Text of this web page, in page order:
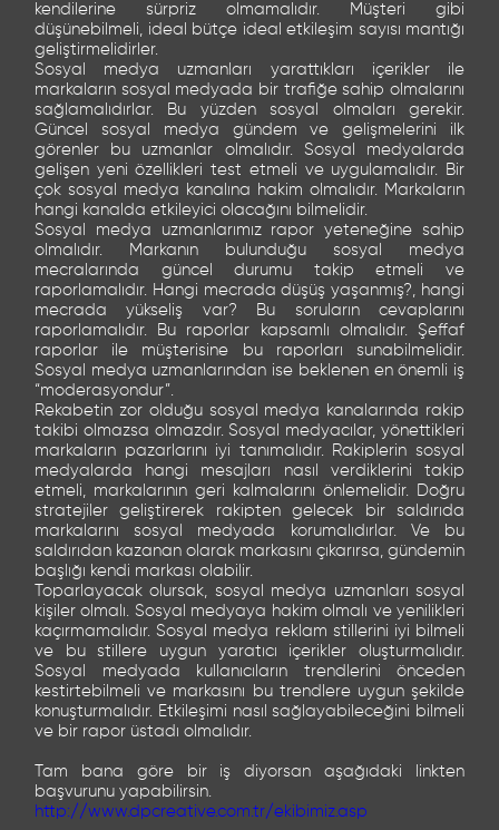
kendilerine sürpriz olmamalıdır. Müşteri gibi
düşünebilmeli, ideal bütçe ideal etkileşim sayısı mantığı
geliştirmelidirler.
Sosyal medya uzmanları yarattıkları içerikler ile
markaların sosyal medyada bir trafiğe sahip olmalarını
sağlamalıdırlar. Bu yüzden sosyal olmaları gerekir.
Güncel sosyal medya gündem ve gelişmelerini ilk
görenler bu uzmanlar olmalıdır. Sosyal medyalarda
gelişen yeni özellikleri test etmeli ve uygulamalıdır. Bir
çok sosyal medya kanalına hakim olmalıdır. Markaların
hangi kanalda etkileyici olacağını bilmelidir.
Sosyal medya uzmanlarımız rapor yeteneğine sahip
olmalıdır. Markanın bulunduğu sosyal medya
mecralarında güncel durumu takip etmeli ve
raporlamalıdır. Hangi mecrada düşüş yaşanmış?, hangi
mecrada yükseliş var? Bu soruların cevaplarını
raporlamalıdır. Bu raporlar kapsamlı olmalıdır. Şeffaf
raporlar ile müşterisine bu raporları sunabilmelidir.
Sosyal medya uzmanlarından ise beklenen en önemli iş
“moderasyondur”.
Rekabetin zor olduğu sosyal medya kanalarında rakip
takibi olmazsa olmazdır. Sosyal medyacılar, yönettikleri
markaların pazarlarını iyi tanımalıdır. Rakiplerin sosyal
medyalarda hangi mesajları nasıl verdiklerini takip
etmeli, markalarının geri kalmalarını önlemelidir. Doğru
stratejiler geliştirerek rakipten gelecek bir saldırıda
markalarını sosyal medyada korumalıdırlar. Ve bu
saldırıdan kazanan olarak markasını çıkarırsa, gündemin
başlığı kendi markası olabilir.
Toparlayacak olursak, sosyal medya uzmanları sosyal
kişiler olmalı. Sosyal medyaya hakim olmalı ve yenilikleri
kaçırmamalıdır. Sosyal medya reklam stillerini iyi bilmeli
ve bu stillere uygun yaratıcı içerikler oluşturmalıdır.
Sosyal medyada kullanıcıların trendlerini önceden
kestirtebilmeli ve markasını bu trendlere uygun şekilde
konuşturmalıdır. Etkileşimi nasıl sağlayabileceğini bilmeli
ve bir rapor üstadı olmalıdır.
Tam bana göre bir iş diyorsan aşağıdaki linkten
başvurunu yapabilirsin.
http://www.dpcreative.com.tr/ekibimiz.asp